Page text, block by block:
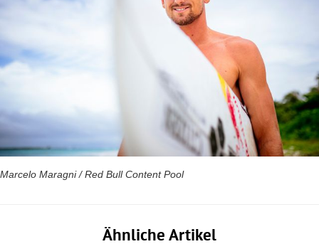
Marcelo Maragni / Red Bull Content Pool
Ähnliche Artikel